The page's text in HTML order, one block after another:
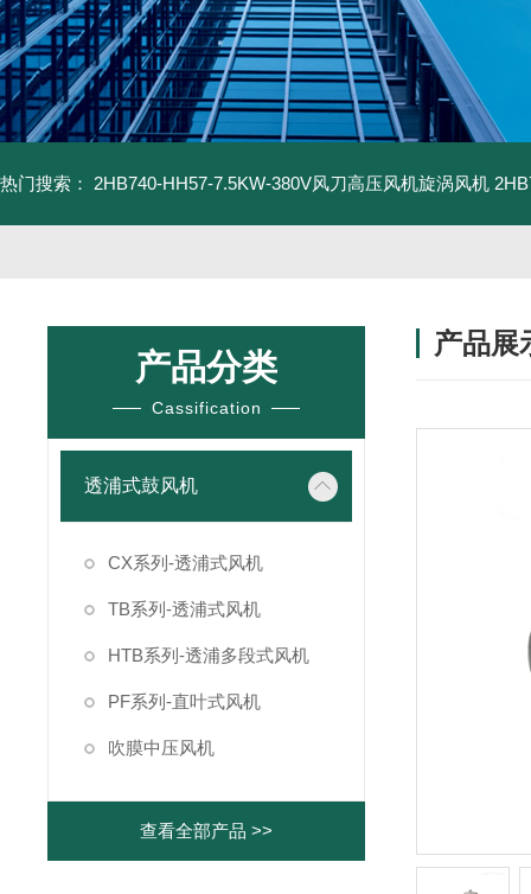
热门搜索： 2HB740-HH57-7.5KW-380V风刀高压风机旋涡风机
产品分类
Cassification
透浦式鼓风机
CX系列-透浦式风机
TB系列-透浦式风机
HTB系列-透浦多段式风机
PF系列-直叶式风机
吹膜中压风机
查看全部产品 >>
产品展